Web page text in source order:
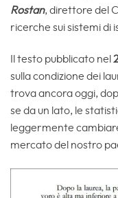
Rostan, direttore del
ricerche sui sistemi di
Il testo pubblicato nel
sulla condizione dei
trova ancora oggi,
se da un lato, le
leggermente
mercato del nostro